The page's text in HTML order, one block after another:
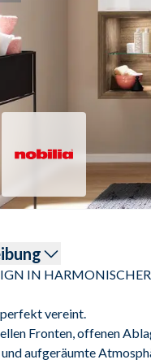
IN
vereint.
Fronten, offenen
aufgeräumte